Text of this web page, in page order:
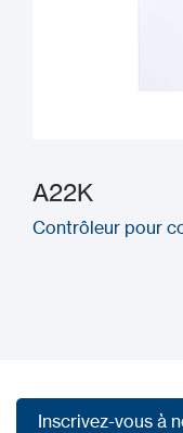
A22K
Contrôleur pour
Inscrivez-vous à